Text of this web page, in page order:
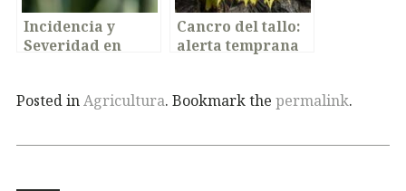
Incidencia y
Severidad en
Pérdidas de
Cancro del tallo:
alerta temprana
Posted inAgricultura. Bookmark the permalink.